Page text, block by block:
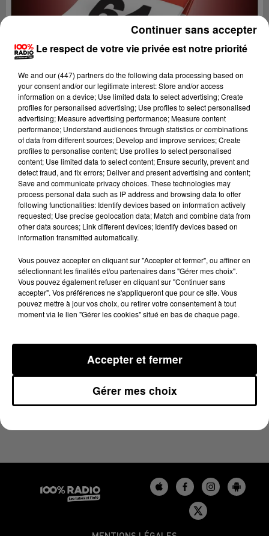
Lecture (1 min 14 sec)
100%
27 avril 2024 - 1 min 14 sec
L'AGENDA DU BÉARN DU 27/04/2024 À 07H40
Le respect de votre vie privée est notre priorité
We and our (447) partnersdo the following data processing based on
your consent and/or our legitimate interest: Store and/or access
information on a device; Use limited data to select advertising; Create
profiles for personalised advertising; Use profiles to select personalised
advertising; Measure advertising performance; Measure content
performance; Understand audiences through statistics or combinations
of data from different sources; Develop and improve services; Create
profiles to personalise content; Use profiles to select personalised
content; Use limited data to select content; Ensure security, prevent and
detect fraud, and fix errors; Deliver and present advertising and content;
Save and communicate privacy choices. These technologies may
process personal data such as IP address and browsing data to offer
following functionalities: Identify devices based on information actively
requested; Use precise geolocation data; Match and combine data from
other data sources; Link different devices; Identify devices based on
information transmitted automatically.
Vous pouvez accepter en cliquant sur "Accepter et fermer", ou affiner en
sélectionnant les finalités et/ou partenaires dans "Gérer mes choix".
Vous pouvez également refuser en cliquant sur "Continuer sans
accepter". Vos préférences ne s'appliqueront que pour ce site. Vous
pouvez mettre à jour vos choix, ou retirer votre consentement à tout
moment via le lien "Gérer les cookies" situé en bas de chaque page.
Gérer mes choix
Accepter et fermer
Continuer sans accepter